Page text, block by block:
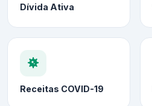
Dívida Ativa
Receitas COVID-19